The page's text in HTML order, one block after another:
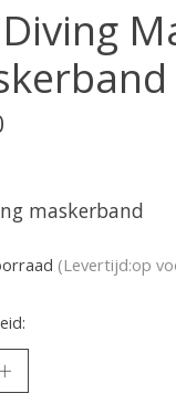
maskerband
(Levertijd:op